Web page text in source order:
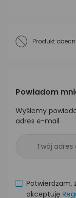
Produkt
Powiadom
Wyślemy
adres e-mail
Potwierdzam,
akceptuję